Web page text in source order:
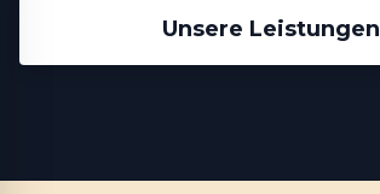
Unsere Leistungen